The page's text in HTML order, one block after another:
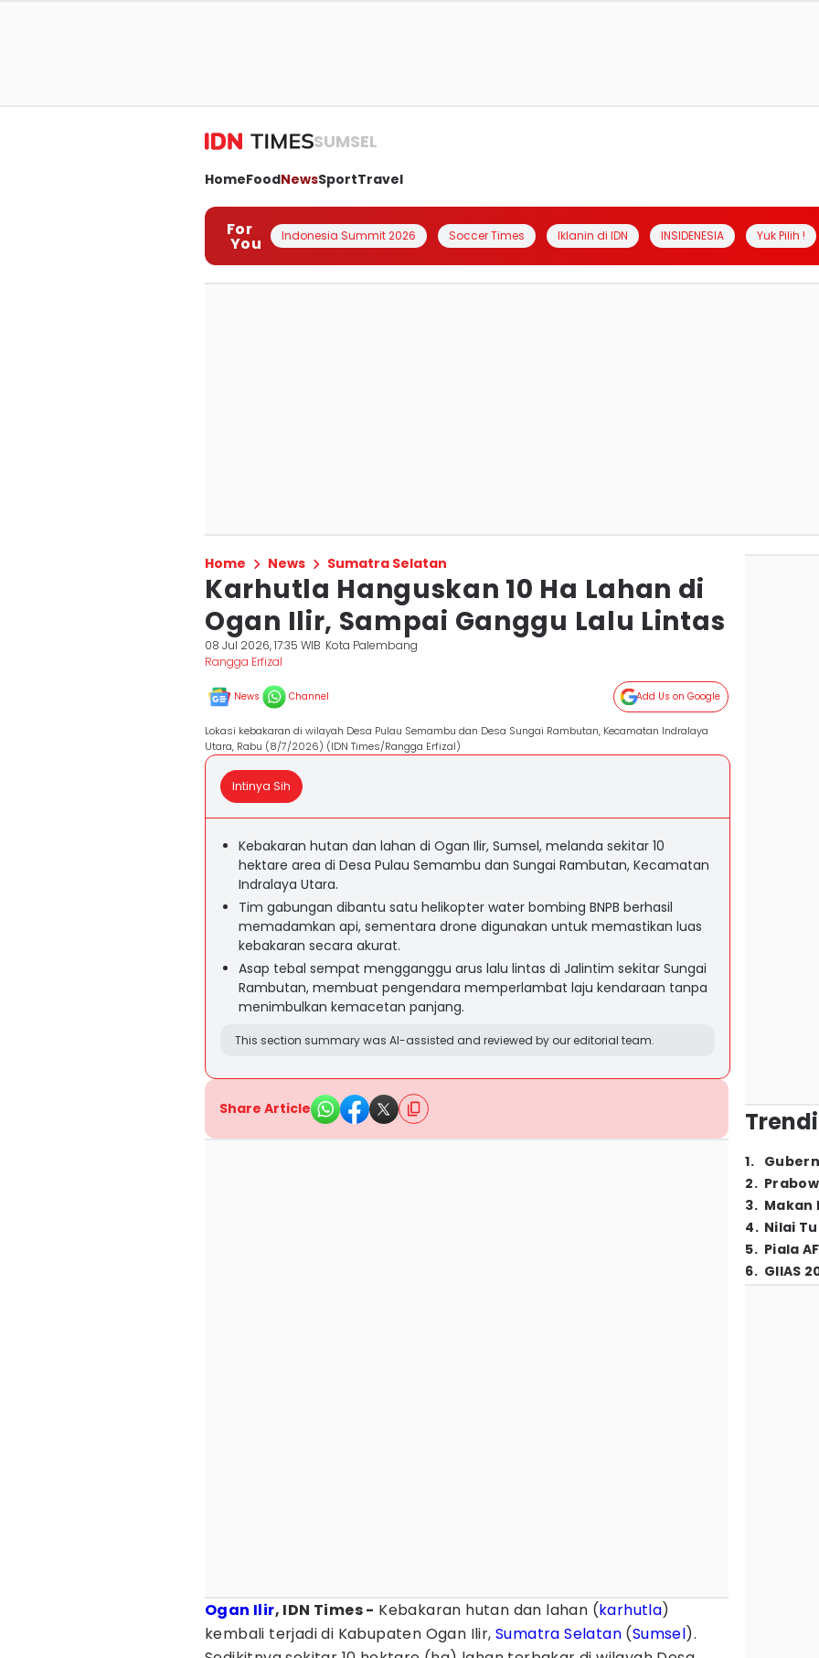
SUMSEL
HomeFoodNewsSportTravel
For
You Indonesia Summit 2026 Soccer Times Iklanin di IDN INSIDENESIA Yuk Pilih !
Home News Sumatra Selatan
Karhutla Hanguskan 10 Ha Lahan di
Ogan Ilir, Sampai Ganggu Lalu Lintas
08 Jul 2026, 17:35 WIB Kota Palembang
Rangga Erfizal
News Channel Add Us on Google
Lokasi kebakaran di wilayah Desa Pulau Semambu dan Desa Sungai Rambutan, Kecamatan Indralaya
Utara, Rabu (8/7/2026) (IDN Times/Rangga Erfizal)
Intinya Sih
Kebakaran hutan dan lahan di Ogan Ilir, Sumsel, melanda sekitar 10
hektare area di Desa Pulau Semambu dan Sungai Rambutan, Kecamatan
Indralaya Utara.
Tim gabungan dibantu satu helikopter water bombing BNPB berhasil
memadamkan api, sementara drone digunakan untuk memastikan luas
kebakaran secara akurat.
Asap tebal sempat mengganggu arus lalu lintas di Jalintim sekitar Sungai
Rambutan, membuat pengendara memperlambat laju kendaraan tanpa
menimbulkan kemacetan panjang.
This section summary was AI-assisted and reviewed by our editorial team.
Share Article
Ogan Ilir, IDN Times - Kebakaran hutan dan lahan (karhutla)
kembali terjadi di Kabupaten Ogan Ilir, Sumatra Selatan (Sumsel).
1.
2.
3. Makan
4. Nilai
5. Piala
6. GIIAS